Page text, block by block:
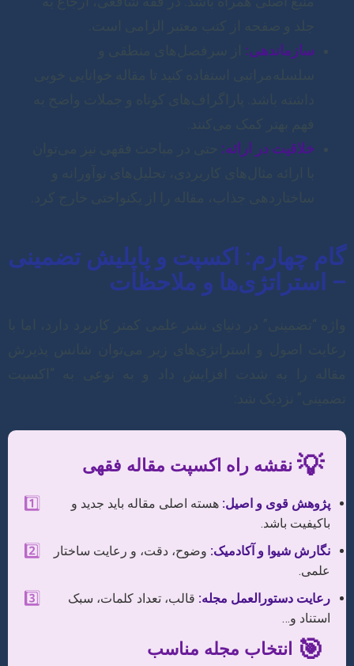
سازماندهی:
خلاقیت در ارائه:
گام چهارم: اکسپت و پاپلیش تضمینی
– استراتژی‌ها و ملاحظات
💡 نقشه راه اکسپت مقاله فقهی
1️⃣ پژوهش قوی و اصیل: هسته اصلی مقاله باید جدید و
باکیفیت باشد.
2️⃣ نگارش شیوا و آکادمیک: وضوح، دقت، و رعایت ساختار
علمی.
3️⃣ رعایت دستورالعمل مجله: قالب، تعداد کلمات، سبک
استناد و…
🎯 انتخاب مجله مناسب